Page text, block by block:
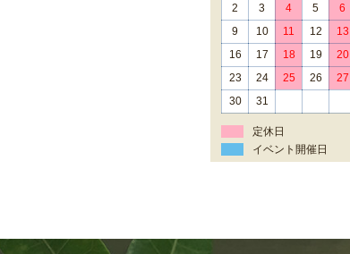
2
3 4 5 6
9
10 11 12 13
16
17 18 19 20
23
24 25 26 27
30
31
定休日
イベント開催日